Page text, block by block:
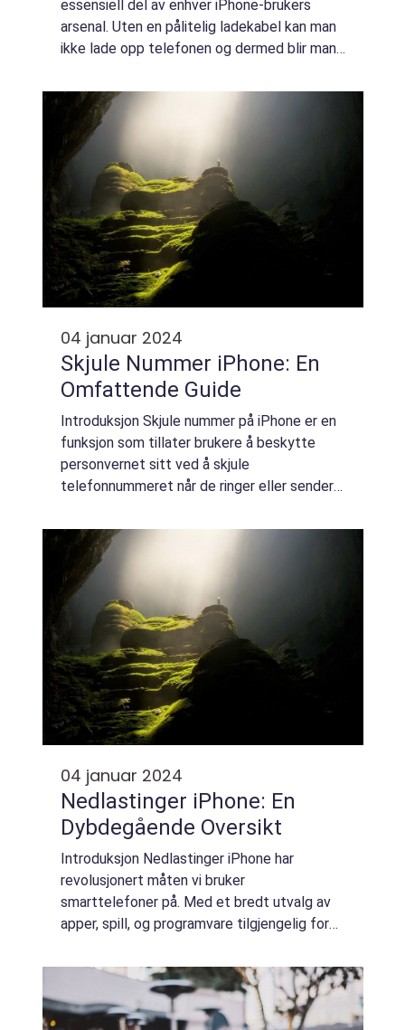
essensiell del av enhver iPhone-brukers
arsenal. Uten en pålitelig ladekabel kan man
ikke lade opp telefonen og dermed blir man
artikkelen vil vi gi en grundig oversikt...
04 januar 2024
Skjule Nummer iPhone: En
Omfattende Guide
Introduksjon Skjule nummer på iPhone er en
funksjon som tillater brukere å beskytte
personvernet sitt ved å skjule
telefonnummeret når de ringer eller sender
være spesielt nyttig i situasjoner der man
ønsker ...
04 januar 2024
Nedlastinger iPhone: En
Dybdegående Oversikt
Introduksjon Nedlastinger iPhone har
revolusjonert måten vi bruker
smarttelefoner på. Med et bredt utvalg av
apper, spill, og programvare tilgjengelig for
muligheter bokstavelig talt i håndflaten.